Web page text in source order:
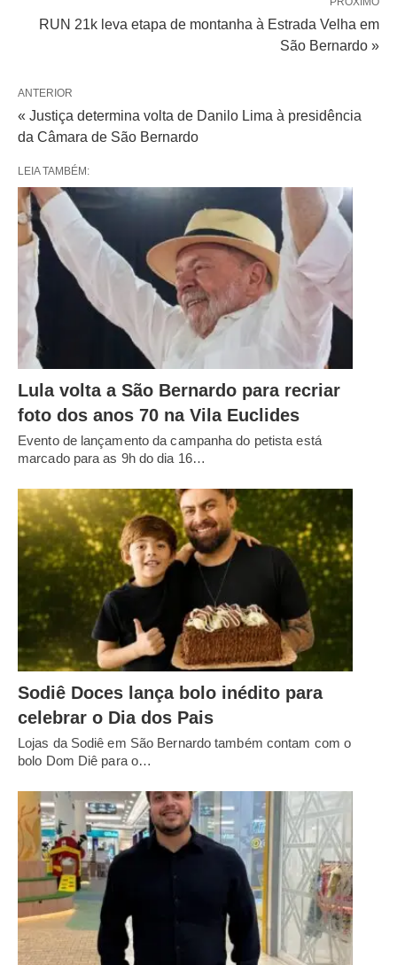
RUN 21k leva etapa de montanha à Estrada Velha em
São Bernardo »
ANTERIOR
« Justiça determina volta de Danilo Lima à presidência
da Câmara de São Bernardo
LEIA TAMBÉM:
Lula volta a São Bernardo para recriar
foto dos anos 70 na Vila Euclides
Evento de lançamento da campanha do petista está
marcado para as 9h do dia 16…
Sodiê Doces lança bolo inédito para
celebrar o Dia dos Pais
Lojas da Sodiê em São Bernardo também contam com o
bolo Dom Diê para o…